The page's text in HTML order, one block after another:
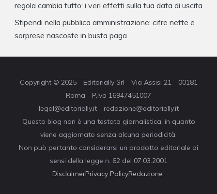
regola cambia tutto: i veri effetti sulla tua data di uscita
Stipendi nella pubblica amministrazione: cifre nette e
sorprese nascoste in busta paga
Copyright © 2025 - Editorially Srl - Via Assisi 21 - 00181
Roma - P.Iva 16947451007
legal@editorially.it - redazione@editorially.it
Questo blog non è una testata giornalistica, in quanto
viene aggiornato senza alcuna periodicità.
Non può pertanto considerarsi un prodotto editoriale ai
sensi della legge n. 62 del 07.03.2001
DisclaimerPrivacy PolicyRedazione